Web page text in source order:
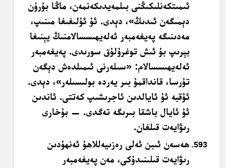
ئىمىتكەنلىكىڭنى بىلمەيدىكەنمەن، ماڭا بۇرۇن
دېمىگەن ئىدىڭ»، دېدى. ئۇ ئۇلىغىغا مىنىپ،
مەدىنىگە پەيغەمبەر ئەلەيھىسسالامنىڭ يېنىغا
بېرىپ بۇ ئىش توغرۇلۇق سورىدى. پەيغەمبەر
ئەلەيھىسسالام: «سىلەرنى ئىمىلدەش دېگەن
تۇرسا، قانداقمۇ بىر يەردە بولىسىلەر»، دېدى.
ئۇقبە ئۇ ئايالدىن ئاجرىشىپ كەتتى. ئاندىن
ئۇ ئايال باشقا بىرىگە تەگدى. — بۇخارى
رىۋايەت قىلغان.
ھەسەن ئىبن ئەلى رەزىيەللاھۇ ئەنھۇدىن
رىۋايەت قىلىنىدۇكى، مەن پەيغەمبەر